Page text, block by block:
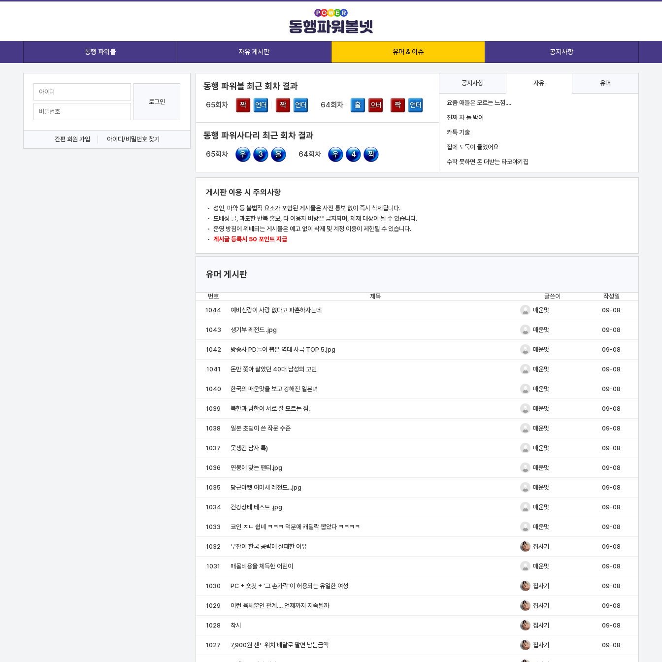
동행 파워볼 자유 게시판 유머 & 이슈 공지사항
로그인
간편 회원 가입 아이디/비밀번호 찾기
동행 파워볼 최근 회차 결과
65회차 짝 언더 짝 언더 64회차 홀 오버 짝 언더
동행 파워사다리 최근 회차 결과
65회차 우 3 홀 64회차 우 4 짝
공지사항 자유 유머
요즘 애들은 모르는 느낌....
진짜 차 돌 박이
카톡 기술
집에 도둑이 들었어요
수학 못하면 돈 더받는 타코야키집
게시판 이용 시 주의사항
성인, 마약 등 불법적 요소가 포함된 게시물은 사전 통보 없이 즉시 삭제됩니다.
도배성 글, 과도한 반복 홍보, 타 이용자 비방은 금지되며, 제재 대상이 될 수 있습니다.
운영 방침에 위배되는 게시물은 예고 없이 삭제 및 계정 이용이 제한될 수 있습니다.
게시글 등록시 50 포인트 지급
유머 게시판
번호 제목 글쓴이
작성일
1044
예비신랑이 사랑 없다고 파혼하자는데 매운맛 09-08
1043 생기부 레전드 .jpg 매운맛 09-08
1042 방송사 PD들이 뽑은 역대 사극 TOP 5.jpg 매운맛 09-08
1041 돈만 쫓아 살았던 40대 남성의 고민 매운맛 09-08
1040 한국의 매운맛을 보고 강해진 일본녀 매운맛 09-08
1039 북한과 남한이 서로 잘 모르는 점. 매운맛 09-08
1038 일본 초딩이 쓴 작문 수준 매운맛 09-08
1037 못생긴 남자 특) 매운맛 09-08
1036 연봉에 맞는 팬티.jpg 매운맛 09-08
1035 당근마켓 여미새 레전드...jpg 매운맛 09-08
1034 건강상태 테스트 .jpg 매운맛 09-08
1033 코인 ㅈㄴ 쉽네 ㅋㅋㅋ 덕분에 캐딜락 뽑았다 ㅋㅋㅋㅋ 매운맛 09-08
1032 무잔이 한국 공략에 실패한 이유 집사기 09-08
1031 매몰비용을 체득한 어린이 매운맛 09-08
1030 PC + 숏컷 + ’그 손가락‘이 허용되는 유일한 여성 집사기 09-08
1029 이런 육체뿐인 관계.... 언제까지 지속될까 집사기 09-08
1028 착시 집사기 09-08
1027 7,900원 샌드위치 배달로 팔면 남는금액 집사기 09-08